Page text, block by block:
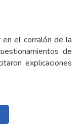
en el corralón de la
de
explicaciones